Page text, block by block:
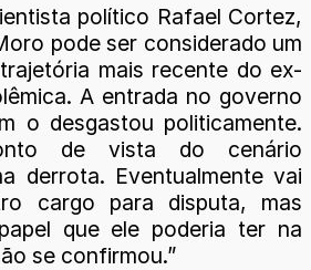
político Rafael Cortez,
pode ser considerado um
mais recente do ex-
A entrada no governo
o desgastou politicamente.
de vista do cenário
derrota. Eventualmente vai
cargo para disputa, mas
que ele poderia ter na
se confirmou.”